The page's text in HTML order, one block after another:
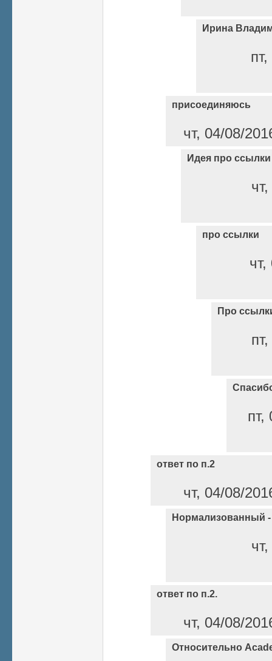
Ирина
присоединяюсь
чт, 04/08/
Идея про
про ссылки
Про
пт,
ответ по п.2
чт, 04/08/
Нормализованный
ответ по п.2.
чт, 04/08/
Относительно